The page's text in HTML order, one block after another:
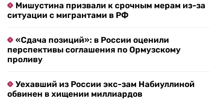
Мишустина призвали к срочным мерам из-за
ситуации с мигрантами в РФ
«Сдача позиций»: в России оценили
перспективы соглашения по Ормузскому
проливу
Уехавший из России экс-зам Набиуллиной
обвинен в хищении миллиардов